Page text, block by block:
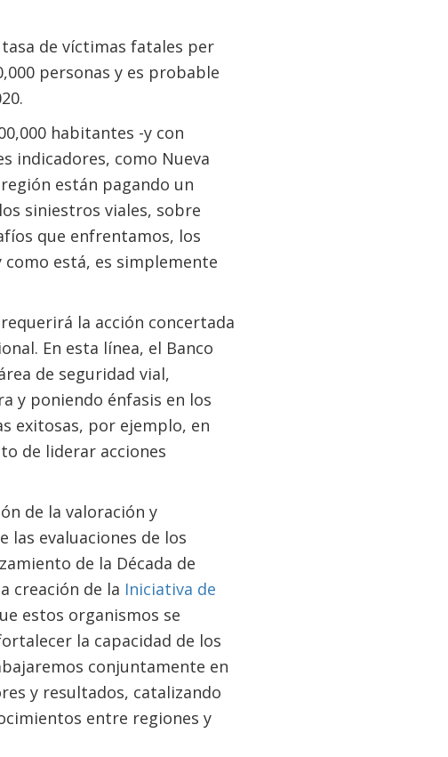
de víctimas fatales per
personas y es probable
habitantes -y con
indicadores, como Nueva
están pagando un
siniestros viales, sobre
que enfrentamos, los
está, es simplemente
la acción concertada
En esta línea, el Banco
de seguridad vial,
y poniendo énfasis en los
exitosas, por ejemplo, en
de liderar acciones
de la valoración y
evaluaciones de los
de la Década de
creación de la Iniciativa de
estos organismos se
la capacidad de los
conjuntamente en
y resultados, catalizando
entre regiones y